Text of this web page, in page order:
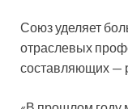
Союз уделяет
отраслевых
составляющих —